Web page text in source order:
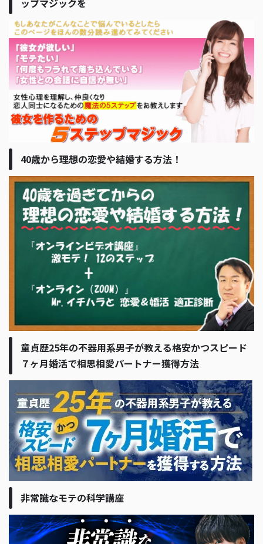
40歳から理想の恋愛や結婚する方法！
童貞歴25年の不器用系男子が教える格安かつスピード
７ヶ月婚活で相思相愛パートナー獲得方法
非常識なモテの科学講座